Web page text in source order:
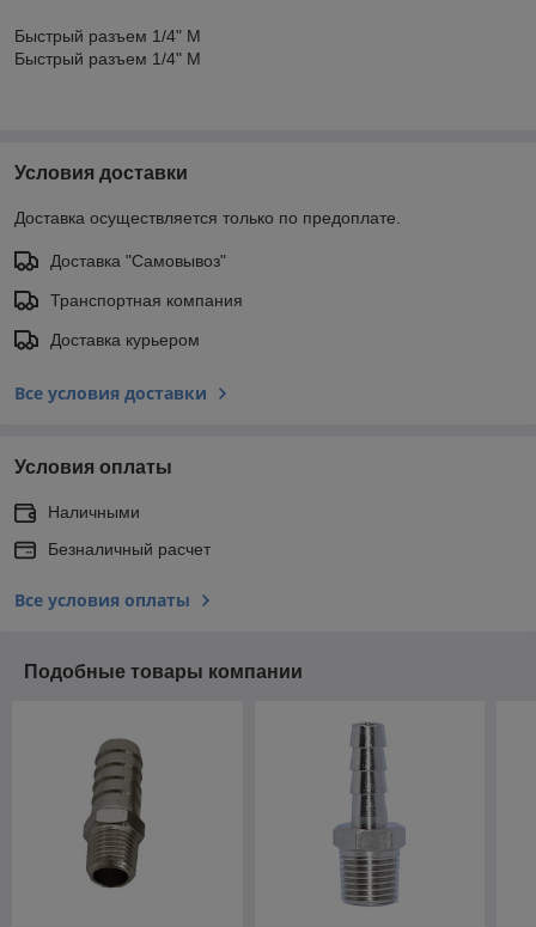
Быстрый разъем 1/4" M
Быстрый разъем 1/4" M
Условия доставки
Доставка осуществляется только по предоплате.
Доставка "Самовывоз"
Транспортная компания
Доставка курьером
Все условия доставки
Условия оплаты
Наличными
Безналичный расчет
Все условия оплаты
Подобные товары компании